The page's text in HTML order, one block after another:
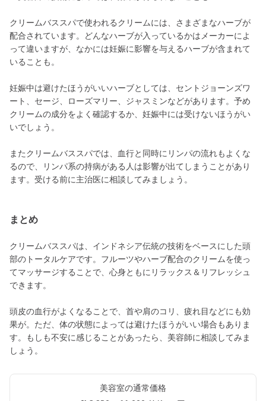
クリームバススパで使われるクリームには、さまざまなハーブが
配合されています。どんなハーブが入っているかはメーカーによ
って違いますが、なかには妊娠に影響を与えるハーブが含まれて
いることも。
妊娠中は避けたほうがいいハーブとしては、セントジョーンズワ
ート、セージ、ローズマリー、ジャスミンなどがあります。予め
クリームの成分をよく確認するか、妊娠中には受けないほうがい
いでしょう。
またクリームバススパでは、血行と同時にリンパの流れもよくな
るので、リンパ系の持病がある人は影響が出てしまうことがあり
ます。受ける前に主治医に相談してみましょう。
まとめ
クリームバススパは、インドネシア伝統の技術をベースにした頭
部のトータルケアです。フルーツやハーブ配合のクリームを使っ
てマッサージすることで、心身ともにリラックス＆リフレッシュ
できます。
頭皮の血行がよくなることで、首や肩のコリ、疲れ目などにも効
果が。ただ、体の状態によっては避けたほうがいい場合もありま
す。もしも不安に感じることがあったら、美容師に相談してみま
しょう。
美容室の通常価格